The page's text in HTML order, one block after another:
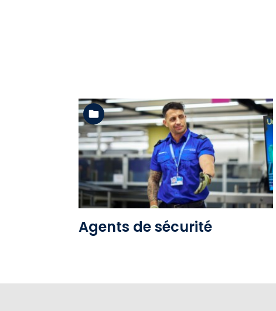
Voir l'album
Agents de sécurité